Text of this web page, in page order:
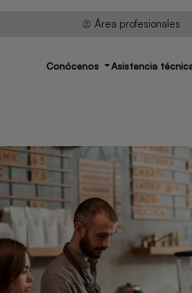
Área profesionales
Conócenos Asistencia